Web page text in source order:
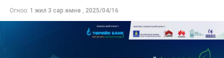
Огноо: 1 жил 3 сар.өмнө , 2025/04/16